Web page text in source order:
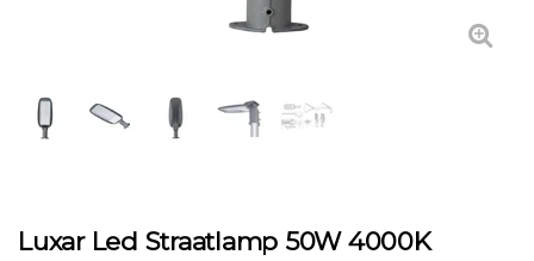
Luxar Led Straatlamp 50W 4000K